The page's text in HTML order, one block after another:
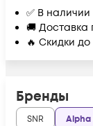
✅ В наличии
🚚 Доставка
🔥 Скидки до
Бренды
SNR Alpha